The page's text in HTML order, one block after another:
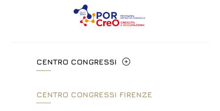
CENTRO CONGRESSI
+39 06 4814927
CENTRO CONGRESSI FIRENZE